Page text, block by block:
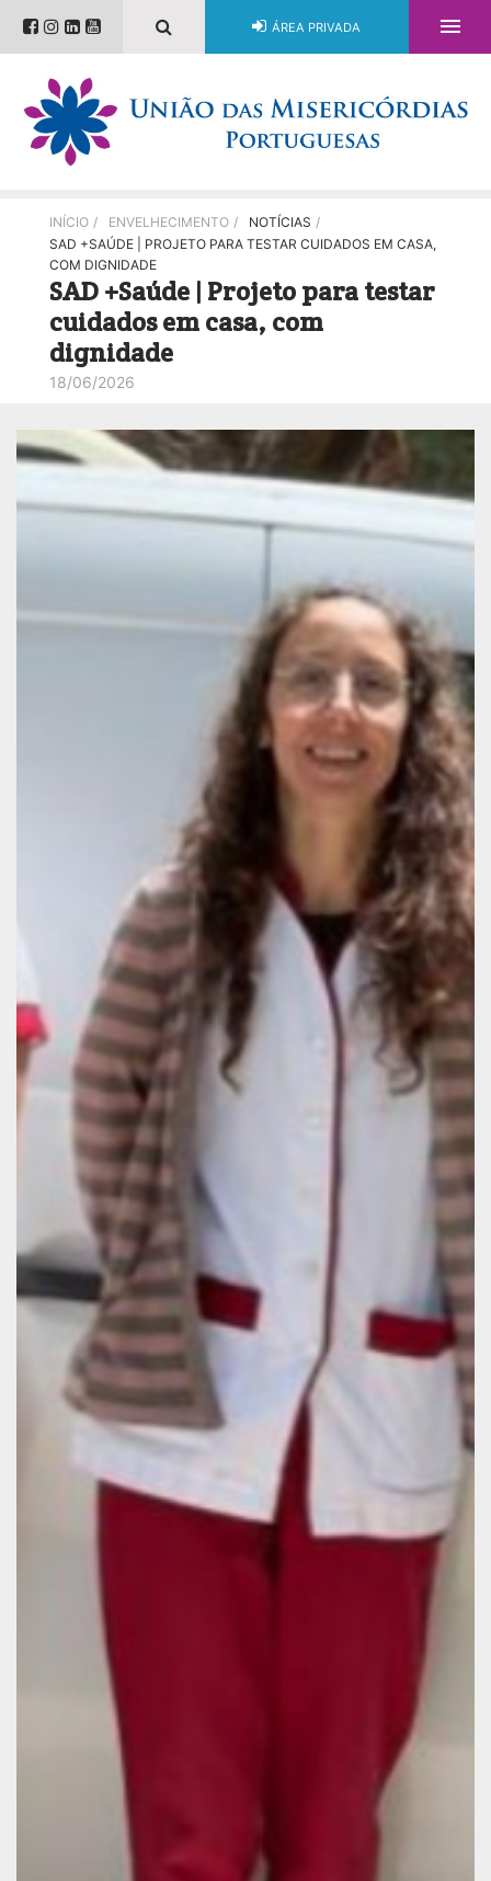
ÁREA PRIVADA 
INÍCIO / ENVELHECIMENTO / NOTÍCIAS /
SAD +SAÚDE | PROJETO PARA TESTAR CUIDADOS EM CASA,
COM DIGNIDADE
SAD +Saúde | Projeto para testar
cuidados em casa, com
dignidade
18/06/2026